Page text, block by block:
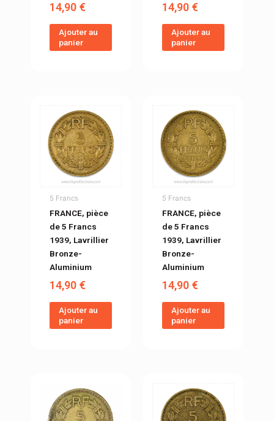
14,90€
Ajouter au
panier
14,90€
Ajouter au
panier
5 Francs
FRANCE, pièce
de 5 Francs
1939, Lavrillier
Bronze-
Aluminium
14,90€
Ajouter au
panier
5 Francs
FRANCE, pièce
de 5 Francs
1939, Lavrillier
Bronze-
Aluminium
14,90€
Ajouter au
panier